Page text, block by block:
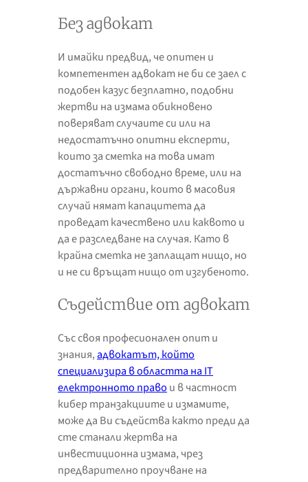
Без адвокат
И имайки предвид, че опитен и
компетентен адвокат не би се заел с
подобен казус безплатно, подобни
жертви на измама обикновено
поверяват случаите си или на
недостатъчно опитни експерти,
които за сметка на това имат
достатъчно свободно време, или на
държавни органи, които в масовия
случай нямат капацитета да
проведат качествено или каквото и
да е разследване на случая. Като в
крайна сметка не заплащат нищо, но
и не си връщат нищо от изгубеното.
Съдействие от адвокат
Със своя професионален опит и
знания,адвокатът, който
специализира в областта на IT
електронното право и в частност
кибер транзакциите и измамите,
може да Ви съдейства както преди да
сте станали жертва на
инвестиционна измама, чрез
предварително проучване на